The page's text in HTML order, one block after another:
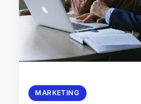
MARKETING